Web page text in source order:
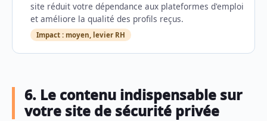
site réduit votre dépendance aux plateformes d'emploi
et améliore la qualité des profils reçus.
Impact : moyen, levier RH
6. Le contenu indispensable sur
votre site de sécurité privée